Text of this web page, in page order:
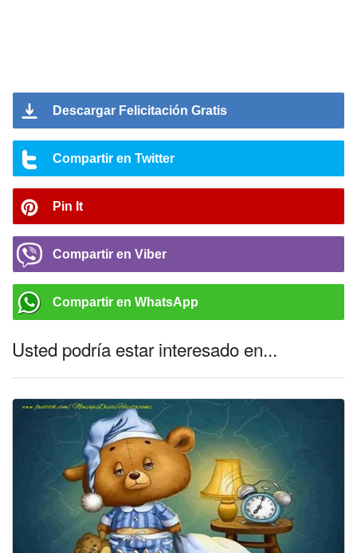
Descargar Felicitación Gratis
Compartir en Twitter
Pin It
Compartir en Viber
Compartir en WhatsApp
Usted podría estar interesado en...